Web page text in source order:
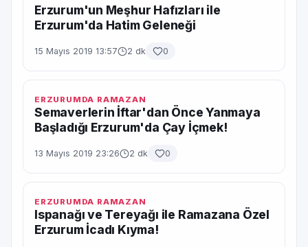
Erzurum'un Meşhur Hafızları ile
Erzurum'da Hatim Geleneği
15 Mayıs 2019 13:57 2 dk 0
ERZURUMDA RAMAZAN
Semaverlerin İftar'dan Önce Yanmaya
Başladığı Erzurum'da Çay İçmek!
13 Mayıs 2019 23:26 2 dk 0
ERZURUMDA RAMAZAN
Ispanağı ve Tereyağı ile Ramazana Özel
Erzurum İcadı Kıyma!